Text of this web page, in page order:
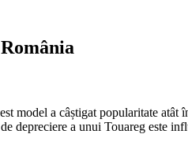
model a câștigat popularitate atât
depreciere a unui Touareg este